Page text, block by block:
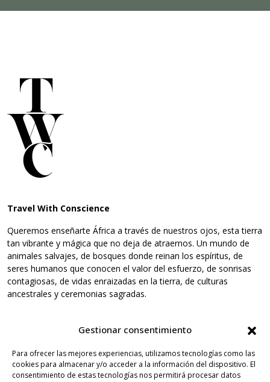
Gestionar consentimiento
Para ofrecer las mejores experiencias, utilizamos tecnologías como las
cookies para almacenar y/o acceder a la información del dispositivo. El
consentimiento de estas tecnologías nos permitirá procesar datos
Travel With Conscience
Queremos enseñarte África a través de nuestros ojos, esta tierra
tan vibrante y mágica que no deja de atraernos. Un mundo de
animales salvajes, de bosques donde reinan los espíritus, de
seres humanos que conocen el valor del esfuerzo, de sonrisas
contagiosas, de vidas enraizadas en la tierra, de culturas
ancestrales y ceremonias sagradas.
Sobre TWC
Santo Tomé y Príncipe
Rutas y experiencias
Legal
Aviso Legal
Política de Cookies
Política de Privacidad